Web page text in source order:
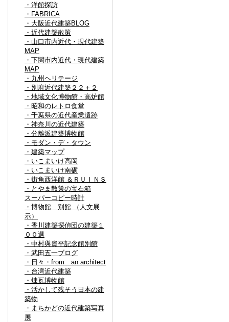
・洋館探訪
・FABRICA
・大阪近代建築BLOG
・近代建築散策
・山口市内近代・現代建築
MAP
・下関市内近代・現代建築
MAP
・九州ヘリテージ
・別府近代建築２２＋２
・地域文化博物館・高炉館
・昭和のレトロ食堂
・千葉県の近代産業遺跡
・神奈川の近代建築
・分離派建築博物館
・モダン・デ・タウン
・建築マップ
・いこまいけ高岡
・いこまいけ南砺
・街角西洋館 ＆ＲＵＩＮＳ
・とやま散策の宝石箱
スーパーコピー時計
・博物館 別館 （人文展
示）
・香川建築探偵団の建築１
００選
・中村與資平記念館別館
・武田五一ブログ
・日々・from an architect
・台湾近代建築
・煉瓦博物館
・活かして残そう日本の建
築物
・まちかどの近代建築写真
展